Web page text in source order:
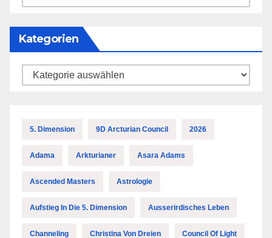
Kategorien
Kategorien
5. Dimension 9D Arcturian Council 2026
Adama Arkturianer Asara Adams
Ascended Masters Astrologie
Aufstieg In Die 5. Dimension Ausserirdisches Leben
Channeling Christina Von Dreien Council Of Light